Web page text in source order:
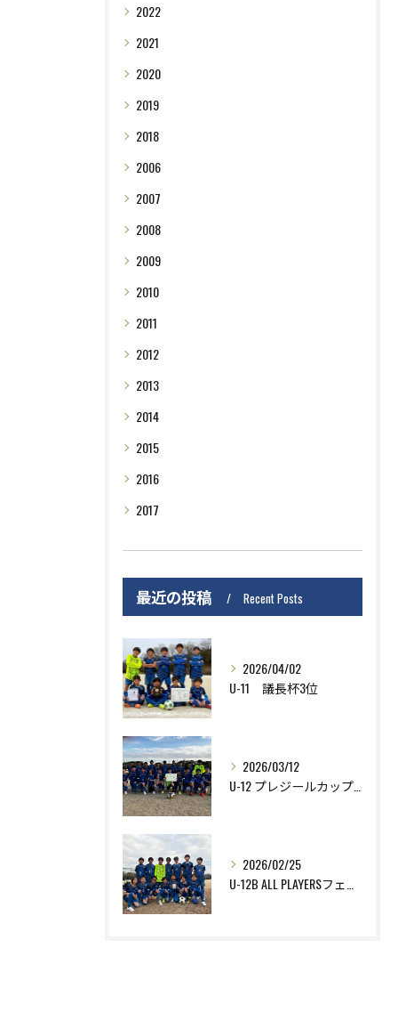
2022
2021
2020
2019
2018
2006
2007
2008
2009
2010
2011
2012
2013
2014
2015
2016
2017
最近の投稿 Recent Posts
2026/04/02
U-11 議長杯3位
2026/03/12
2026/02/25